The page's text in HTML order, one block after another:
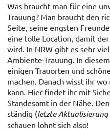
Was braucht man für eine
Trauung? Man braucht den
Seite, seine engsten
eine tolle Location, damit
wird. In NRW gibt es sehr
Ambiente-Trauung. In
einigen Trauorten und
machen. Danach wisst ihr
kann. Hier findet ihr mit
Standesamt in der Nähe.
ständig (letzte
schauen lohnt sich also!